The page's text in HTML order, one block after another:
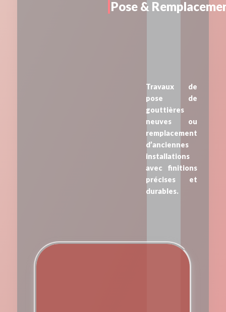
Pose &
Travaux de
pose de
gouttières
neuves ou
remplacement
d’anciennes
installations
avec finitions
précises et
durables.